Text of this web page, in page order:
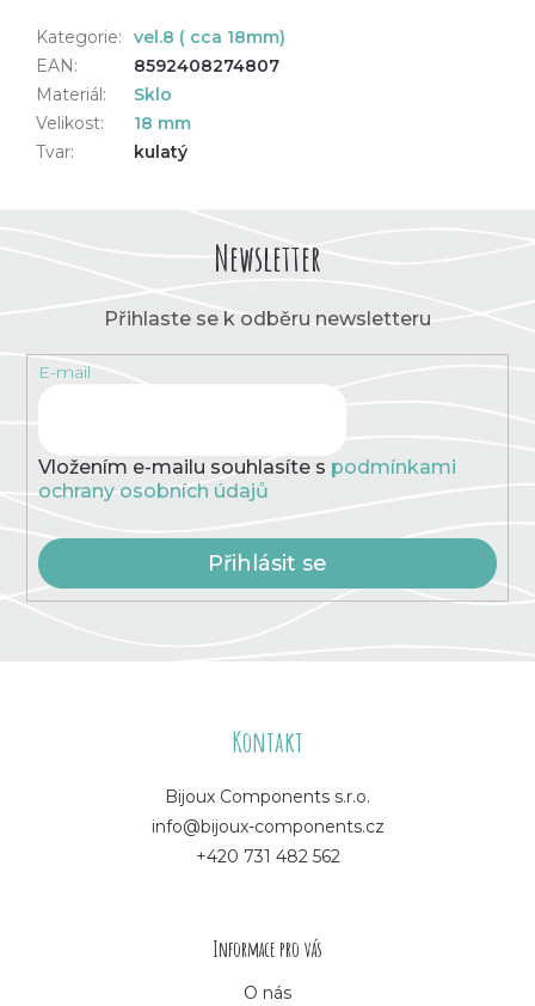
Kategorie:
vel.8 ( cca 18mm)
EAN:
8592408274807
Materiál:
Sklo
Velikost:
18 mm
Tvar: kulatý
Newsletter
Přihlaste se k odběru newsletteru
E-mail
Vložením e-mailu souhlasíte s podmínkami
ochrany osobních údajů
Přihlásit se
Kontakt
Bijoux Components s.r.o.
info@bijoux-components.cz
+420 731 482 562
Informace pro vás
O nás